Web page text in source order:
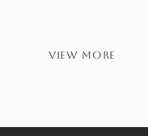
view more